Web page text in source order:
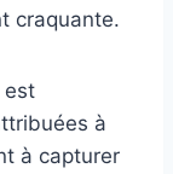
craquante.
est
à
à capturer